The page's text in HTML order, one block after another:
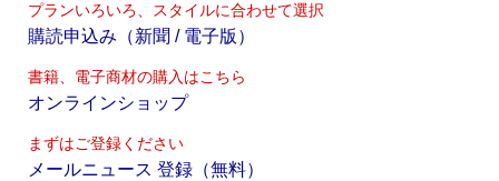
プランいろいろ、スタイルに合わせて選択
購読申込み（新聞 / 電子版）
書籍、電子商材の購入はこちら
オンラインショップ
まずはご登録ください
メールニュース 登録（無料）